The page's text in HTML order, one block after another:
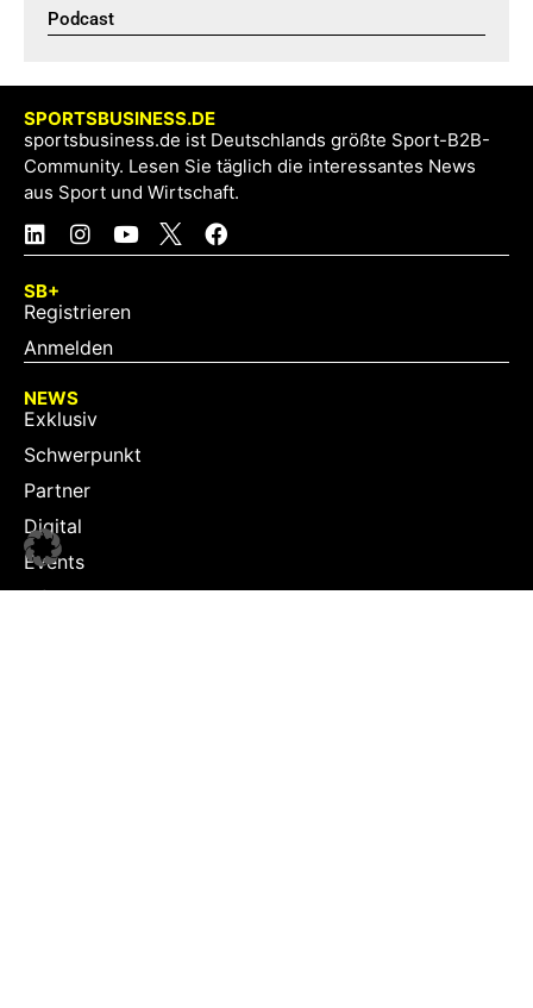
Podcast​
SPORTSBUSINESS.DE
sportsbusiness.de ist Deutschlands größte Sport-B2B-
Community. Lesen Sie täglich die interessantes News
aus Sport und Wirtschaft.
SB+
Registrieren
Anmelden
NEWS
Exklusiv
Schwerpunkt
Partner
Digital
Events
Infrastruktur